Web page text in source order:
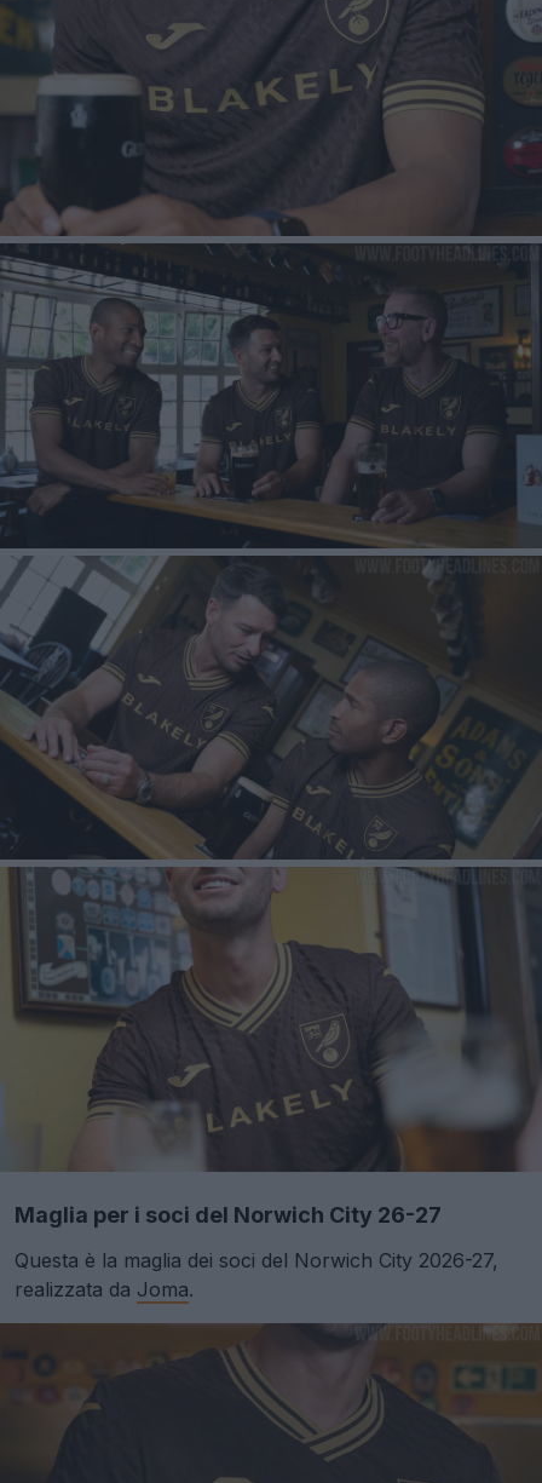
Maglia per i soci del Norwich City 26-27
Questa è la maglia dei soci del Norwich City 2026-27,
realizzata da Joma.